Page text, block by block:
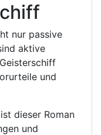
nur passive
aktive
und
dieser Roman
und